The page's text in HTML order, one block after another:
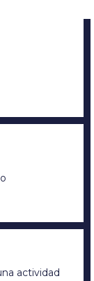
actividad